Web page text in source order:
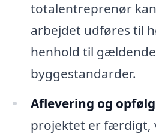
totalentreprenør
arbejdet udføres til
henhold til gældende
byggestandarder.
Aflevering og
projektet er færdigt,